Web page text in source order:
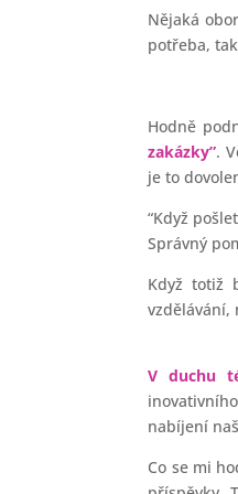
Nějaká
potřeba,
Hodně
zakázky”.
je to
“Když
Správný
Když totiž
vzdělávání,
V duchu
nabíjení
Co se mi